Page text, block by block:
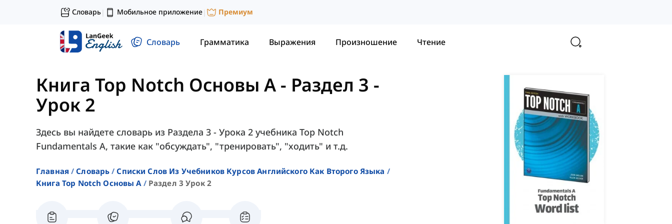
Словарь| Мобильное приложение| Премиум
Словарь Грамматика Выражения Произношение Чтение
Книга Top Notch Основы A - Раздел 3 -
Урок 2
Здесь вы найдете словарь из Раздела 3 - Урока 2 учебника Top Notch
Fundamentals A, такие как "обсуждать", "тренировать", "ходить" и т.д.
Главная Словарь
Списки Слов Из Учебников Курсов Английского Как Второго Языка
Книга Top Notch Основы A
Раздел 3 Урок 2